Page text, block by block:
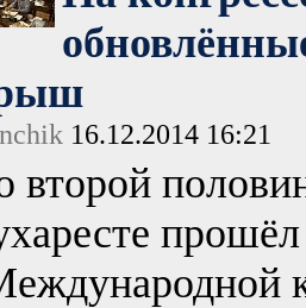
16.12.2014 16:21
второй